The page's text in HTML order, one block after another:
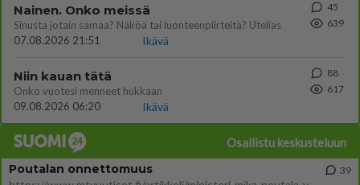
Nainen. Onko meissä
Sinusta jotain samaa? Näköä tai luonteenpiirteitä? Utelias
07.08.2026 21:51
Ikävä
45
639
Niin kauan tätä
Onko vuotesi menneet hukkaan
09.08.2026 06:20
Ikävä
88
617
Osallistu keskusteluun
Poutalan onnettomuus
39